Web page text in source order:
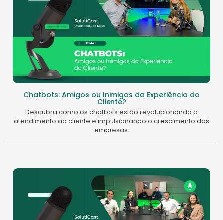
Chatbots: Amigos ou Inimigos da Experiência do
Cliente?
Descubra como os chatbots estão revolucionando o
atendimento ao cliente e impulsionando o crescimento das
empresas.